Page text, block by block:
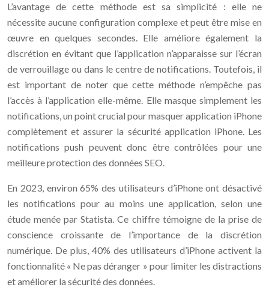
L’avantage de cette méthode est sa simplicité : elle ne
nécessite aucune configuration complexe et peut être mise en
œuvre en quelques secondes. Elle améliore également la
discrétion en évitant que l’application n’apparaisse sur l’écran
de verrouillage ou dans le centre de notifications. Toutefois, il
est important de noter que cette méthode n’empêche pas
l’accès à l’application elle-même. Elle masque simplement les
notifications, un point crucial pour masquer application iPhone
complètement et assurer la sécurité application iPhone. Les
notifications push peuvent donc être contrôlées pour une
meilleure protection des données SEO.
En 2023, environ 65% des utilisateurs d’iPhone ont désactivé
les notifications pour au moins une application, selon une
étude menée par Statista. Ce chiffre témoigne de la prise de
conscience croissante de l’importance de la discrétion
numérique. De plus, 40% des utilisateurs d’iPhone activent la
fonctionnalité « Ne pas déranger » pour limiter les distractions
et améliorer la sécurité des données.